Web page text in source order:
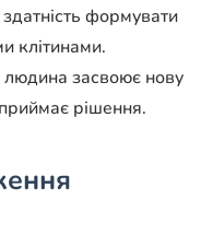
формувати
клітинами.
людина засвоює нову
рішення.